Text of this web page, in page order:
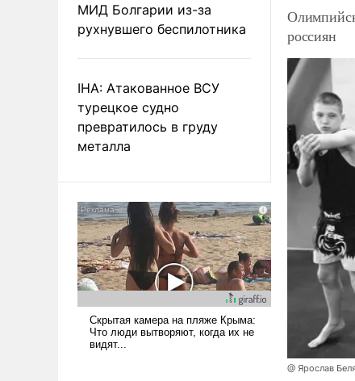
МИД Болгарии из-за
рухнувшего беспилотника
IHA: Атакованное ВСУ
турецкое судно
превратилось в груду
металла
россиян
@ Ярослав